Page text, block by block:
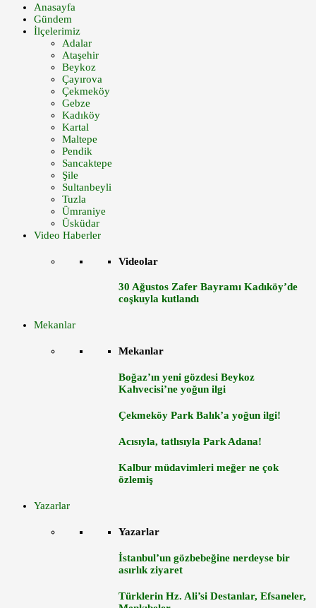
Anasayfa
Gündem
İlçelerimiz
Adalar
Ataşehir
Beykoz
Çayırova
Çekmeköy
Gebze
Kadıköy
Kartal
Maltepe
Pendik
Sancaktepe
Şile
Sultanbeyli
Tuzla
Ümraniye
Üsküdar
Video Haberler
Videolar
30 Ağustos Zafer Bayramı Kadıköy’de
coşkuyla kutlandı
Mekanlar
Mekanlar
Boğaz’ın yeni gözdesi Beykoz
Kahvecisi’ne yoğun ilgi
Çekmeköy Park Balık’a yoğun ilgi!
Acısıyla, tatlısıyla Park Adana!
Kalbur müdavimleri meğer ne çok
özlemiş
Yazarlar
Yazarlar
İstanbul’un gözbebeğine nerdeyse bir
asırlık ziyaret
Türklerin Hz. Ali’si Destanlar, Efsaneler,